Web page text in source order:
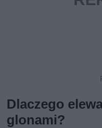
Dlaczego
glonami?